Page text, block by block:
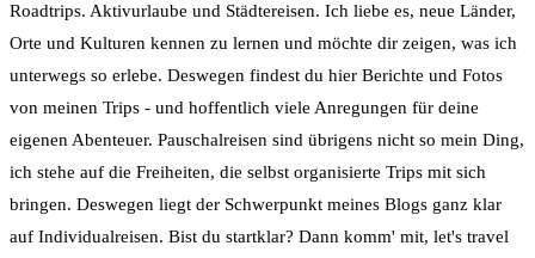
Roadtrips. Aktivurlaube und Städtereisen. Ich liebe es, neue Länder,
Orte und Kulturen kennen zu lernen und möchte dir zeigen, was ich
unterwegs so erlebe. Deswegen findest du hier Berichte und Fotos
von meinen Trips - und hoffentlich viele Anregungen für deine
eigenen Abenteuer. Pauschalreisen sind übrigens nicht so mein Ding,
ich stehe auf die Freiheiten, die selbst organisierte Trips mit sich
bringen. Deswegen liegt der Schwerpunkt meines Blogs ganz klar
auf Individualreisen. Bist du startklar? Dann komm' mit, let's travel